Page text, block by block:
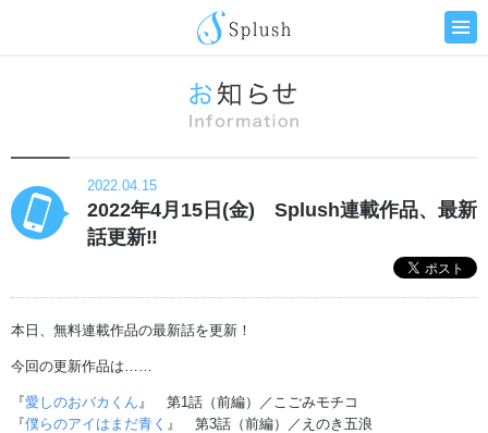
2022.04.15
2022年4月15日(金) Splush連載作品、最新
話更新‼
本日、無料連載作品の最新話を更新！
今回の更新作品は……
『愛しのおバカくん』 第1話（前編）／こごみモチコ
『僕らのアイはまだ青く 』 第3話（前編）／えのき五浪